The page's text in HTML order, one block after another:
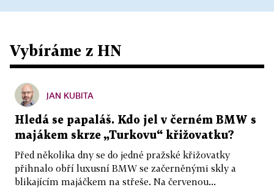
Vybíráme z HN
JAN KUBITA
Hledá se papaláš. Kdo jel v černém BMW s
majákem skrze „Turkovu“ křižovatku?
Před několika dny se do jedné pražské křižovatky
přihnalo obří luxusní BMW se začerněnými skly a
blikajícím majáčkem na střeše. Na červenou...